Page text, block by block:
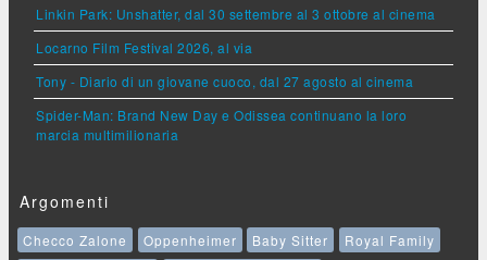
Linkin Park: Unshatter, dal 30 settembre al 3 ottobre al cinema
Locarno Film Festival 2026, al via
Tony - Diario di un giovane cuoco, dal 27 agosto al cinema
Spider-Man: Brand New Day e Odissea continuano la loro
marcia multimilionaria
Argomenti
Checco Zalone Oppenheimer Baby Sitter
Royal Family